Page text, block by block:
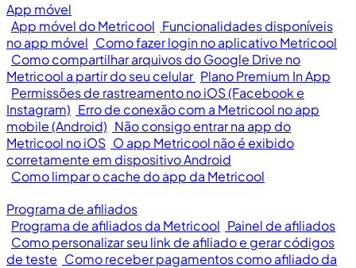
App móvel
App móvel do Metricool Funcionalidades disponíveis
no app móvel Como fazer login no aplicativo Metricool
Como compartilhar arquivos do Google Drive no
Metricool a partir do seu celular Plano Premium In App
Permissões de rastreamento no iOS (Facebook e
Instagram) Erro de conexão com a Metricool no app
mobile (Android) Não consigo entrar na app do
Metricool no iOS O app Metricool não é exibido
corretamente em dispositivo Android
Como limpar o cache do app da Metricool
Programa de afiliados
Programa de afiliados da Metricool Painel de afiliados
Como personalizar seu link de afiliado e gerar códigos
de teste Como receber pagamentos como afiliado da